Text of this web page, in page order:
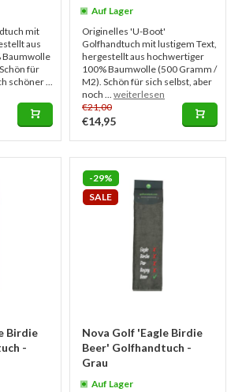
mit
aus
Baumwolle
für
schöner ...
Auf Lager
Originelles 'U-Boot'
Golfhandtuch mit lustigem Text,
hergestellt aus hochwertiger
100% Baumwolle (500 Gramm /
M2). Schön für sich selbst, aber
noch ... weiterlesen
€21,00
€14,95
Birdie
-
-29%
SALE
Nova Golf 'Eagle Birdie
Beer' Golfhandtuch -
Grau
Auf Lager